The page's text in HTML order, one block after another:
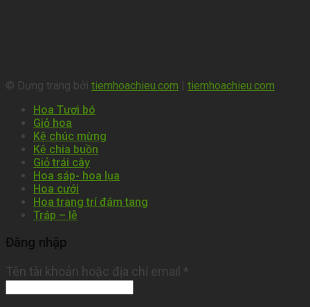
© Dựng trang bởi tiemhoachieu.com | tiemhoachieu.com
Hoa Tươi bó
Giỏ hoa
Kệ chúc mừng
Kệ chia buồn
Giỏ trái cây
Hoa sáp- hoa lụa
Hoa cưới
Hoa trang trí đám tang
Tráp – lễ
Đăng nhập
Tên tài khoản hoặc địa chỉ email *